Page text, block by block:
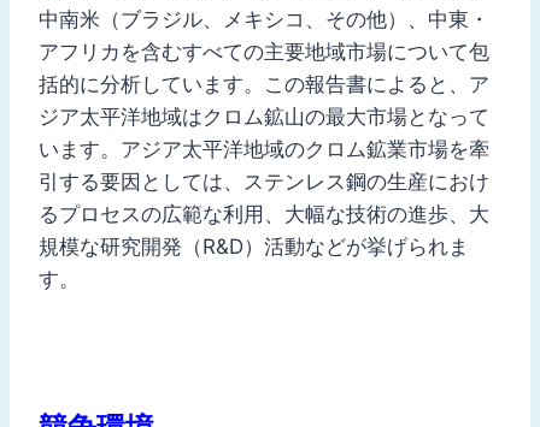
中南米（ブラジル、メキシコ、その他）、中東・
アフリカを含むすべての主要地域市場について包
括的に分析しています。この報告書によると、ア
ジア太平洋地域はクロム鉱山の最大市場となって
います。アジア太平洋地域のクロム鉱業市場を牽
引する要因としては、ステンレス鋼の生産におけ
るプロセスの広範な利用、大幅な技術の進歩、大
規模な研究開発（R&D）活動などが挙げられま
す。